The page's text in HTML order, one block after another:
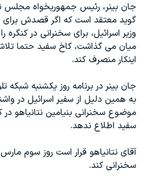
آرشیو پخش زنده
مجموعه مستندهای دادخواهی
تریبونال مردمی آبان ۹۸
دادگاه حمید نوری
چهل سال گروگان‌گیری
اعتراضات مردمی آبان ۹۸
اسرائیل در جنگ
نرگس محمدی برنده جایزه نوبل صلح
صفحه‌های ویژه
جان بینر، رئیس جمهوریخواه مجلس
گوید معتقد است که اگر قصدش
وزیر اسرائیل، برای سخنرانی در کنگره
میان می گذاشت، کاخ سفید حتما
اینکار منصرف کند.
جان بینر در برنامه روز یکشنبه
به همین دلیل از سفیر اسرائیل در
موضوع سخنرانی بنیامین نتانیاهو در
سفید اطلاع ندهد.
آقای نتانیاهو قرار است روز سوم مارس
سخنرانی کند.